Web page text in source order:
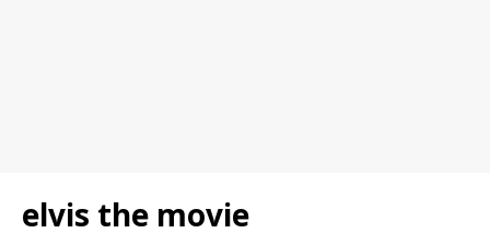
elvis the movie